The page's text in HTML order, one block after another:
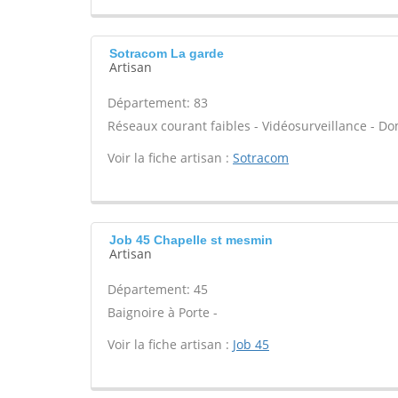
Sotracom La garde
Artisan
Département: 83
Réseaux courant faibles - Vidéosurveillance -
Voir la fiche artisan : Sotracom
Job 45 Chapelle st mesmin
Artisan
Département: 45
Baignoire à Porte -
Voir la fiche artisan : Job 45